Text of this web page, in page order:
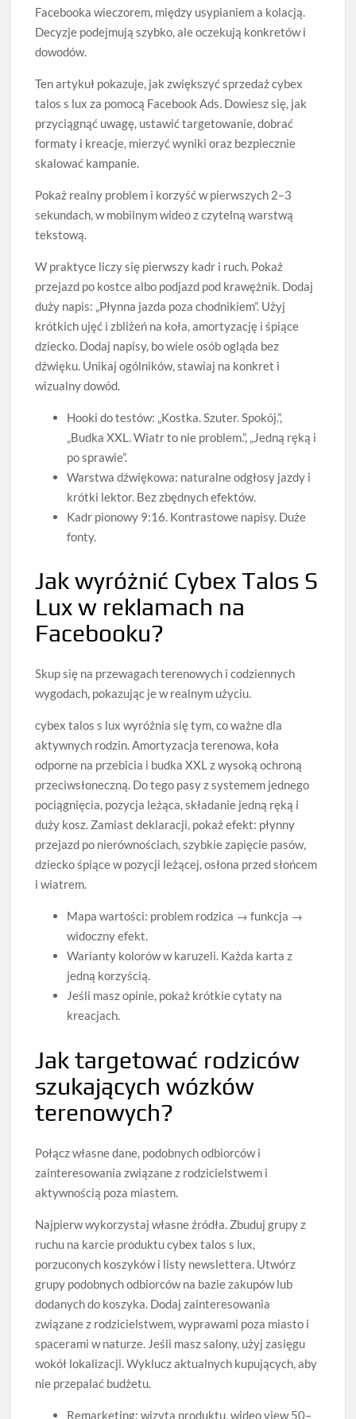
Facebooka wieczorem, między usypianiem a kolacją.
Decyzje podejmują szybko, ale oczekują konkretów i
dowodów.
Ten artykuł pokazuje, jak zwiększyć sprzedaż cybex
talos s lux za pomocą Facebook Ads. Dowiesz się, jak
przyciągnąć uwagę, ustawić targetowanie, dobrać
formaty i kreacje, mierzyć wyniki oraz bezpiecznie
skalować kampanie.
Pokaż realny problem i korzyść w pierwszych 2–3
sekundach, w mobilnym wideo z czytelną warstwą
tekstową.
W praktyce liczy się pierwszy kadr i ruch. Pokaż
przejazd po kostce albo podjazd pod krawężnik. Dodaj
duży napis: „Płynna jazda poza chodnikiem”. Użyj
krótkich ujęć i zbliżeń na koła, amortyzację i śpiące
dziecko. Dodaj napisy, bo wiele osób ogląda bez
dźwięku. Unikaj ogólników, stawiaj na konkret i
wizualny dowód.
Hooki do testów: „Kostka. Szuter. Spokój.”,
„Budka XXL. Wiatr to nie problem.”, „Jedną ręką i
po sprawie”.
Warstwa dźwiękowa: naturalne odgłosy jazdy i
krótki lektor. Bez zbędnych efektów.
Kadr pionowy 9:16. Kontrastowe napisy. Duże
fonty.
Jak wyróżnić Cybex Talos S
Lux w reklamach na
Facebooku?
Skup się na przewagach terenowych i codziennych
wygodach, pokazując je w realnym użyciu.
cybex talos s lux wyróżnia się tym, co ważne dla
aktywnych rodzin. Amortyzacja terenowa, koła
odporne na przebicia i budka XXL z wysoką ochroną
przeciwsłoneczną. Do tego pasy z systemem jednego
pociągnięcia, pozycja leżąca, składanie jedną ręką i
duży kosz. Zamiast deklaracji, pokaż efekt: płynny
przejazd po nierównościach, szybkie zapięcie pasów,
dziecko śpiące w pozycji leżącej, osłona przed słońcem
i wiatrem.
Mapa wartości: problem rodzica → funkcja →
widoczny efekt.
Warianty kolorów w karuzeli. Każda karta z
jedną korzyścią.
Jeśli masz opinie, pokaż krótkie cytaty na
kreacjach.
Jak targetować rodziców
szukających wózków
terenowych?
Połącz własne dane, podobnych odbiorców i
zainteresowania związane z rodzicielstwem i
aktywnością poza miastem.
Najpierw wykorzystaj własne źródła. Zbuduj grupy z
ruchu na karcie produktu cybex talos s lux,
porzuconych koszyków i listy newslettera. Utwórz
grupy podobnych odbiorców na bazie zakupów lub
dodanych do koszyka. Dodaj zainteresowania
związane z rodzicielstwem, wyprawami poza miasto i
spacerami w naturze. Jeśli masz salony, użyj zasięgu
wokół lokalizacji. Wyklucz aktualnych kupujących, aby
nie przepalać budżetu.
Remarketing: wizyta produktu, wideo view 50–